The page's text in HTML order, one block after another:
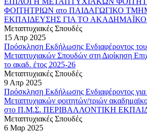
ΦΟΙΤΗΤΡΙΩΝ ατο ΠΑΙΔΑΓΩΓΙΚΟ
ΕΚΠΑΙΔΕΥΣΗΣ ΓΙΑ ΤΟ ΑΚΑΔΗΜΑΪΚΟ
Μεταπτυχιακές Σπουδές
15 Απρ 2025
Πρόσκληση Εκδήλωσης Ενδιαφέροντος
Μεταπτυχιακών Σπουδών στη Διοίκηση
το ακαδ. έτος 2025-26
Μεταπτυχιακές Σπουδές
9 Απρ 2025
Πρόσκληση Εκδήλωσης Ενδιαφέροντος για
Μεταπτυχιακών φοιτητών/τριών
στο Π.Μ.Σ. ΠΕΡΙΒΑΛΛΟΝΤΙΚΗ
Μεταπτυχιακές Σπουδές
6 Μαρ 2025